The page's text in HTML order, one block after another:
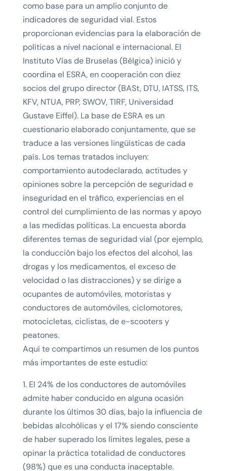
como base para un amplio conjunto de
indicadores de seguridad vial. Estos
proporcionan evidencias para la elaboración de
políticas a nivel nacional e internacional. El
Instituto Vías de Bruselas (Bélgica) inició y
coordina el ESRA, en cooperación con diez
socios del grupo director (BASt, DTU, IATSS, ITS,
KFV, NTUA, PRP, SWOV, TIRF, Universidad
Gustave Eiffel). La base de ESRA es un
cuestionario elaborado conjuntamente, que se
traduce a las versiones lingüísticas de cada
país. Los temas tratados incluyen:
comportamiento autodeclarado, actitudes y
opiniones sobre la percepción de seguridad e
inseguridad en el tráfico, experiencias en el
control del cumplimiento de las normas y apoyo
a las medidas políticas. La encuesta aborda
diferentes temas de seguridad vial (por ejemplo,
la conducción bajo los efectos del alcohol, las
drogas y los medicamentos, el exceso de
velocidad o las distracciones) y se dirige a
ocupantes de automóviles, motoristas y
conductores de automóviles, ciclomotores,
motocicletas, ciclistas, de e-scooters y
peatones.
Aquí te compartimos un resumen de los puntos
más importantes de este estudio:
1. El 24% de los conductores de automóviles
admite haber conducido en alguna ocasión
durante los últimos 30 días, bajo la influencia de
bebidas alcohólicas y el 17% siendo consciente
de haber superado los límites legales, pese a
opinar la práctica totalidad de conductores
(98%) que es una conducta inaceptable.